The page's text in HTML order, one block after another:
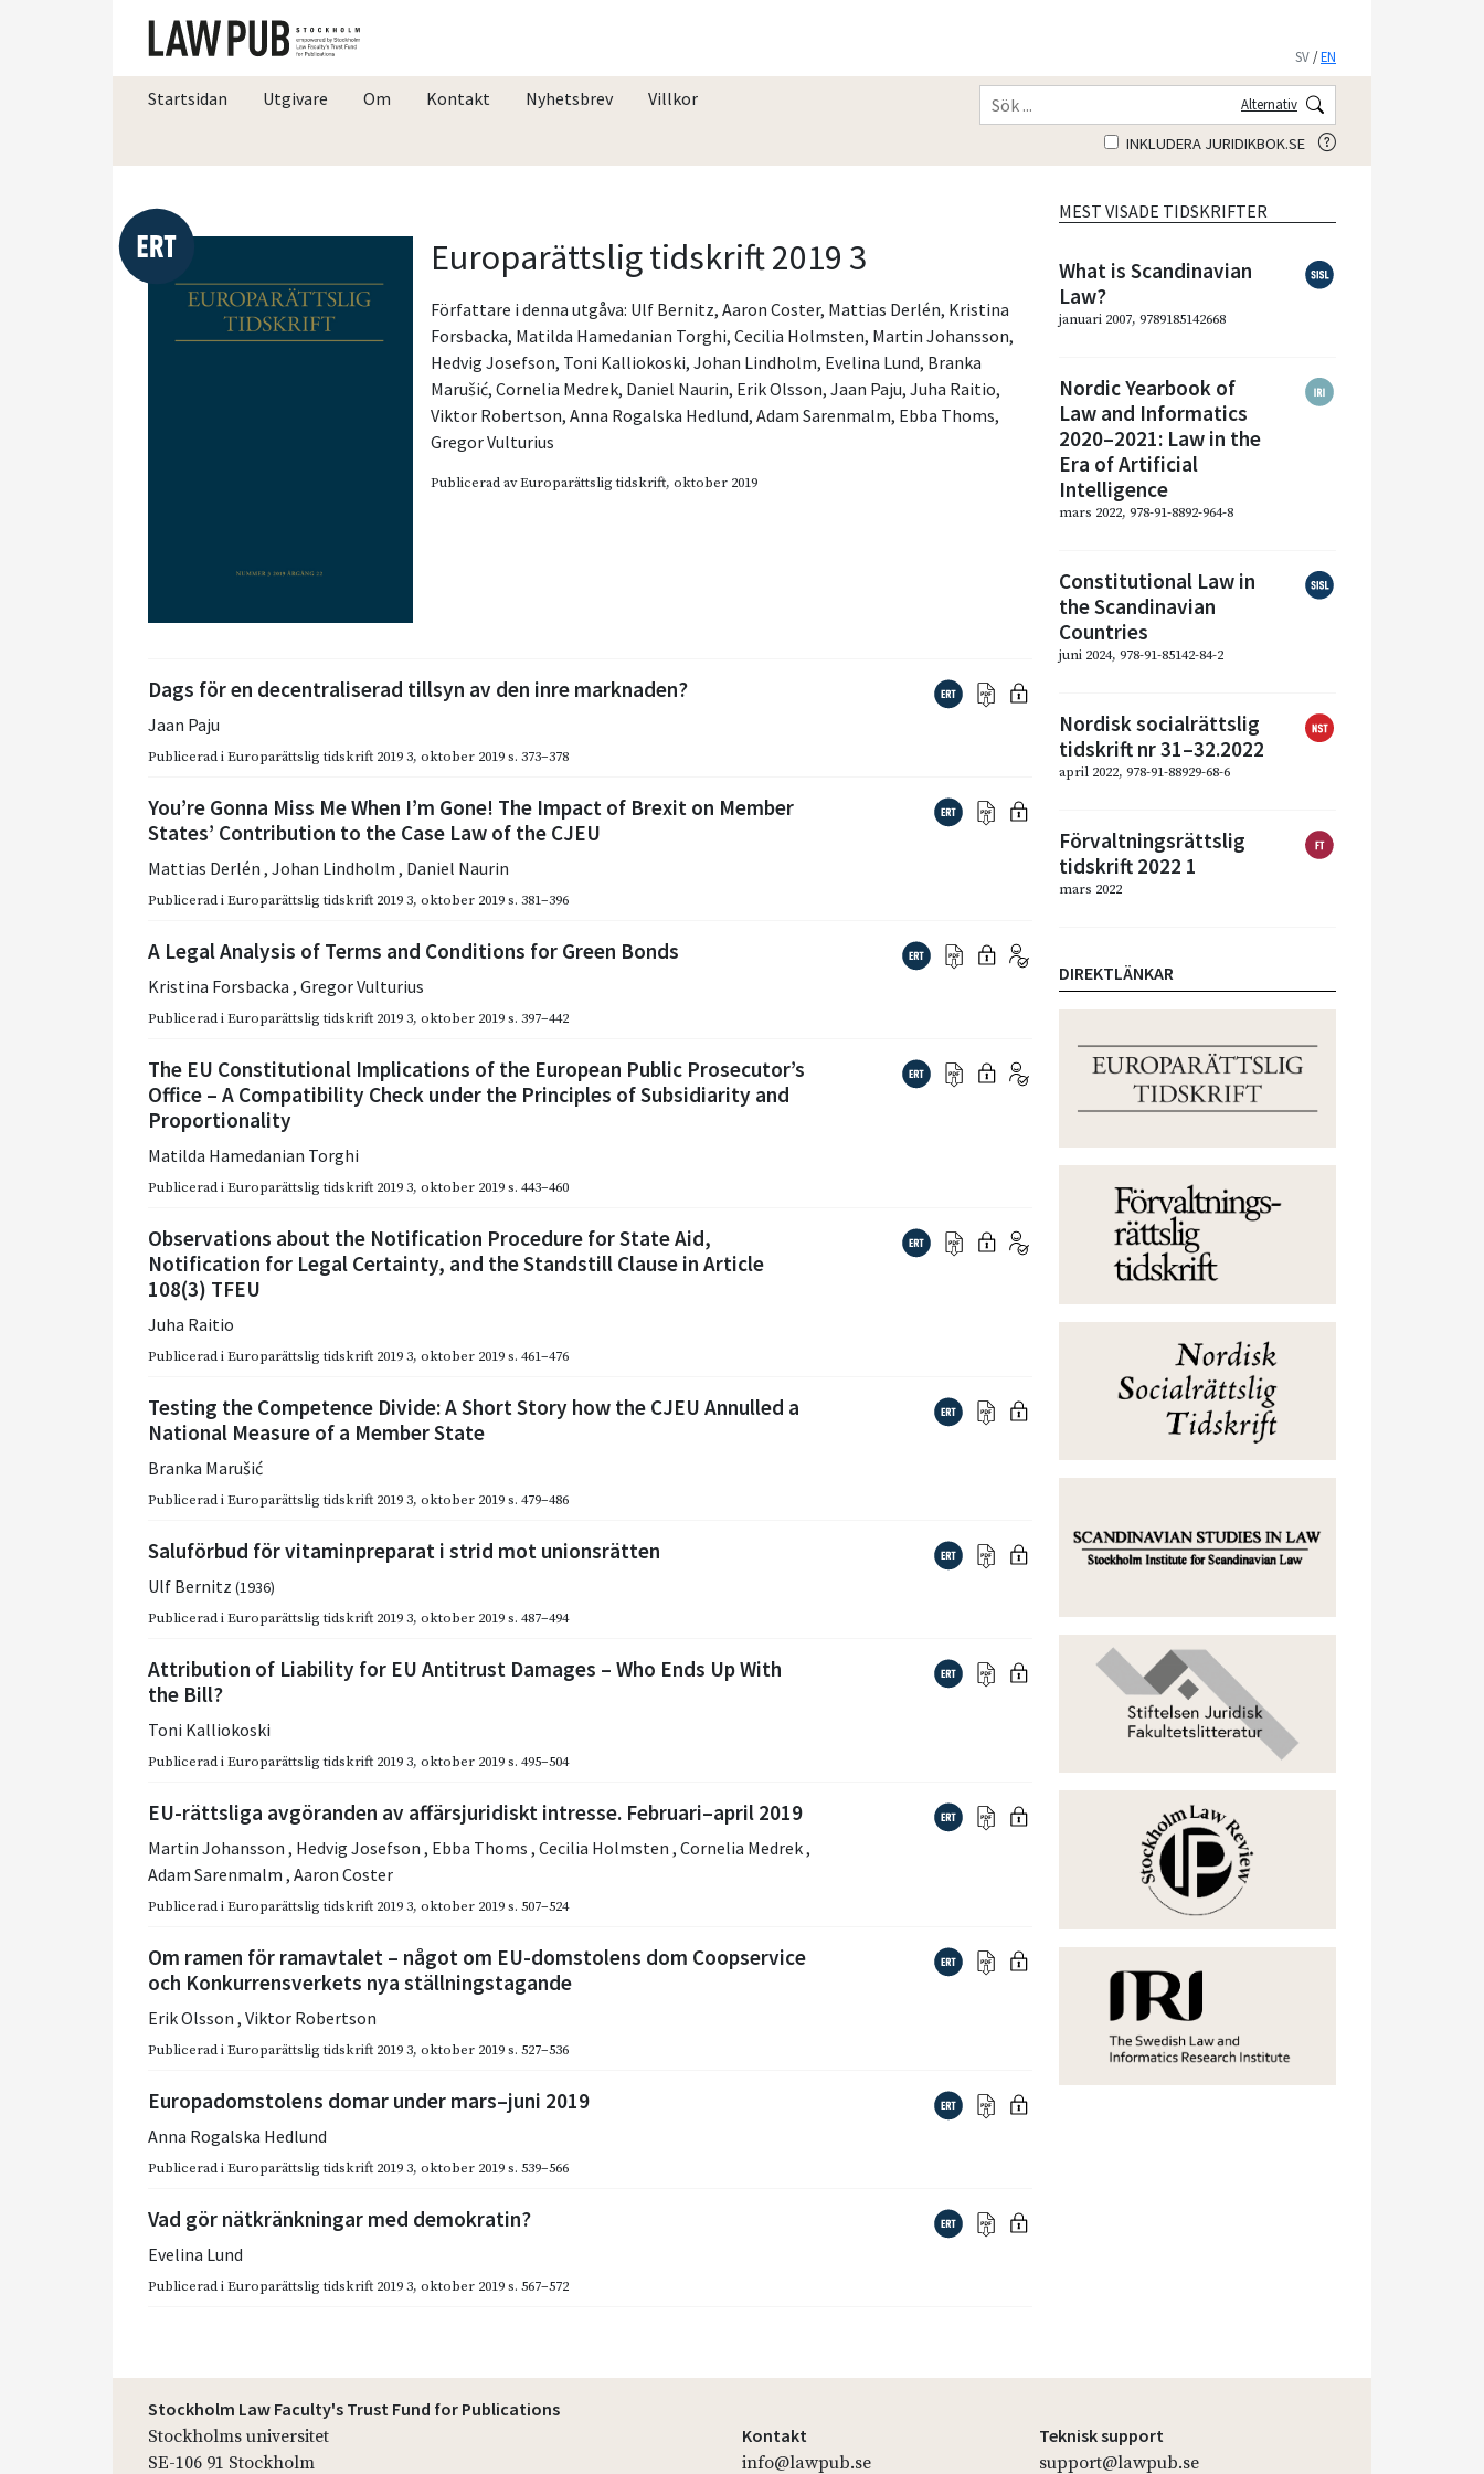
SV /EN
Startsidan Utgivare Om Kontakt Nyhetsbrev Villkor Alternativ
INKLUDERA JURIDIKBOK.SE
Europarättslig tidskrift 2019 3
Författare i denna utgåva: Ulf Bernitz,Aaron Coster, Mattias Derlén, Kristina
Forsbacka, Matilda Hamedanian Torghi,Cecilia Holmsten, Martin Johansson,
Hedvig Josefson, Toni Kalliokoski,Johan Lindholm, Evelina Lund, Branka
Marušić,Cornelia Medrek, Daniel Naurin, Erik Olsson,Jaan Paju,Juha Raitio,
Viktor Robertson,Anna Rogalska Hedlund,Adam Sarenmalm, Ebba Thoms,
Gregor Vulturius
Publicerad avEuroparättslig tidskrift, oktober 2019
Dags för en decentraliserad tillsyn av den inre marknaden?
Jaan Paju
Publicerad iEuroparättslig tidskrift 2019 3, oktober 2019s. 373–378
You’re Gonna Miss Me When I’m Gone! The Impact of Brexit on Member
States’ Contribution to the Case Law of the CJEU
Mattias Derlén , Johan Lindholm , Daniel Naurin
Publicerad iEuroparättslig tidskrift 2019 3, oktober 2019s. 381–396
A Legal Analysis of Terms and Conditions for Green Bonds
Kristina Forsbacka , Gregor Vulturius
Publicerad iEuroparättslig tidskrift 2019 3, oktober 2019s. 397–442
The EU Constitutional Implications of the European Public Prosecutor’s
Office – A Compatibility Check under the Principles of Subsidiarity and
Proportionality
Matilda Hamedanian Torghi
Publicerad iEuroparättslig tidskrift 2019 3, oktober 2019s. 443–460
Observations about the Notification Procedure for State Aid,
Notification for Legal Certainty, and the Standstill Clause in Article
108(3) TFEU
Juha Raitio
Publicerad iEuroparättslig tidskrift 2019 3, oktober 2019s. 461–476
Testing the Competence Divide: A Short Story how the CJEU Annulled a
National Measure of a Member State
Branka Marušić
Publicerad iEuroparättslig tidskrift 2019 3, oktober 2019s. 479–486
Saluförbud för vitaminpreparat i strid mot unionsrätten
Ulf Bernitz (1936)
Publicerad iEuroparättslig tidskrift 2019 3, oktober 2019s. 487–494
Attribution of Liability for EU Antitrust Damages – Who Ends Up With
the Bill?
Toni Kalliokoski
Publicerad iEuroparättslig tidskrift 2019 3, oktober 2019s. 495–504
EU-rättsliga avgöranden av affärsjuridiskt intresse. Februari–april 2019
Martin Johansson , Hedvig Josefson , Ebba Thoms , Cecilia Holmsten , Cornelia Medrek,
Adam Sarenmalm , Aaron Coster
Publicerad iEuroparättslig tidskrift 2019 3, oktober 2019s. 507–524
Om ramen för ramavtalet – något om EU-domstolens dom Coopservice
och Konkurrensverkets nya ställningstagande
Erik Olsson , Viktor Robertson
Publicerad iEuroparättslig tidskrift 2019 3, oktober 2019s. 527–536
Europadomstolens domar under mars–juni 2019
Anna Rogalska Hedlund
Publicerad iEuroparättslig tidskrift 2019 3, oktober 2019s. 539–566
Vad gör nätkränkningar med demokratin?
Evelina Lund
Publicerad iEuroparättslig tidskrift 2019 3, oktober 2019s. 567–572
MEST VISADE TIDSKRIFTER
What is Scandinavian
Law?
januari 2007, 9789185142668
Nordic Yearbook of
Law and Informatics
2020–2021: Law in the
Era of Artificial
Intelligence
mars 2022, 978-91-8892-964-8
Constitutional Law in
the Scandinavian
Countries
juni 2024, 978-91-85142-84-2
Nordisk socialrättslig
tidskrift nr 31–32.2022
april 2022, 978-91-88929-68-6
Förvaltningsrättslig
tidskrift 2022 1
mars 2022
DIREKTLÄNKAR
Stockholm Law Faculty's Trust Fund for Publications
Stockholms universitet
SE-106 91 Stockholm
Kontakt
info@lawpub.se
Teknisk support
support@lawpub.se